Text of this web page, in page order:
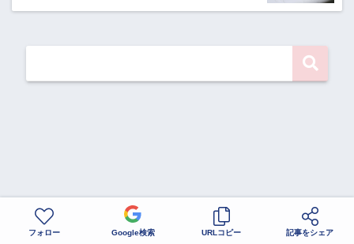
フォロー Google検索 URLコピー 記事をシェア